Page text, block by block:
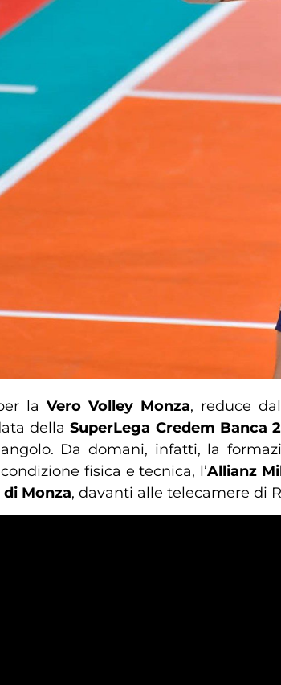
la Vero Volley Monza, reduce
dellaSuperLega Credem Banca
Da domani, infatti, la
fisica e tecnica, l’Allianz
Monza, davanti alle telecamere di